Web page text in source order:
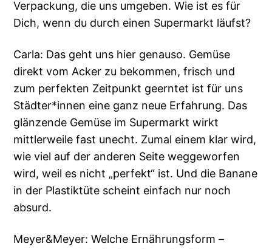
Verpackung, die uns umgeben. Wie ist es für
Dich, wenn du durch einen Supermarkt läufst?
Carla: Das geht uns hier genauso. Gemüse
direkt vom Acker zu bekommen, frisch und
zum perfekten Zeitpunkt geerntet ist für uns
Städter*innen eine ganz neue Erfahrung. Das
glänzende Gemüse im Supermarkt wirkt
mittlerweile fast unecht. Zumal einem klar wird,
wie viel auf der anderen Seite weggeworfen
wird, weil es nicht „perfekt“ ist. Und die Banane
in der Plastiktüte scheint einfach nur noch
absurd.
Meyer&Meyer: Welche Ernährungsform –